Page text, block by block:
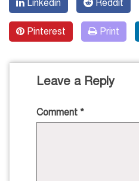
Linkedin Reddit
Pinterest Print
Leave a Reply
Comment *